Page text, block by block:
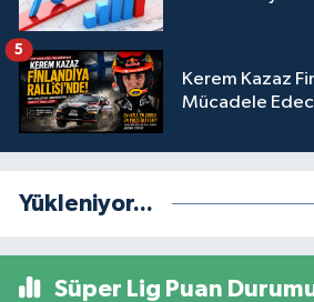
Kerem Kazaz
Mücadele
5
Yükleniyor...
Süper Lig Puan